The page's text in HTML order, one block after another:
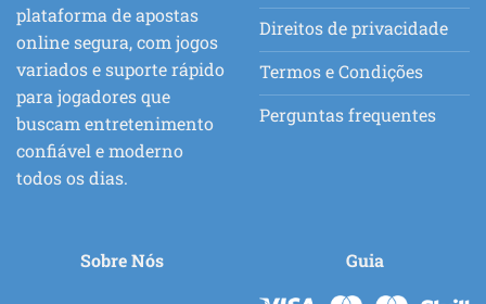
plataforma de apostas
online segura, com jogos
variados e suporte rápido
para jogadores que
buscam entretenimento
confiável e moderno
todos os dias.
Direitos de privacidade
Termos e Condições
Perguntas frequentes
Sobre Nós Guia